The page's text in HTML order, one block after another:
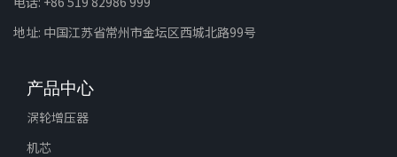
地址: 中国江苏省常州市金坛区西城北路99号
产品中心
涡轮增压器
机芯